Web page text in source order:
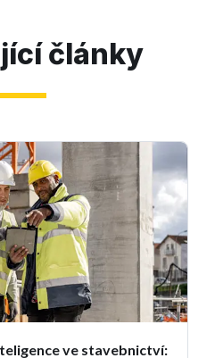
články
ve stavebnictví: